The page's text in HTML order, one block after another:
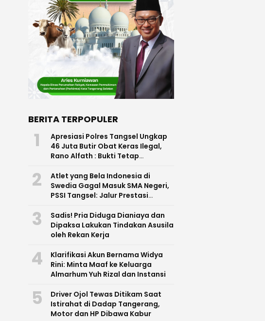
BERITA TERPOPULER
1
Apresiasi Polres Tangsel Ungkap
46 Juta Butir Obat Keras Ilegal,
Rano Alfath : Bukti Tetap
2
Atlet yang Bela Indonesia di
Swedia Gagal Masuk SMA Negeri,
PSSI Tangsel: Jalur Prestasi
3
Sadis! Pria Diduga Dianiaya dan
Dipaksa Lakukan Tindakan Asusila
oleh Rekan Kerja
4
Klarifikasi Akun Bernama Widya
Rini: Minta Maaf ke Keluarga
Almarhum Yuh Rizal dan Instansi
5
Driver Ojol Tewas Ditikam Saat
Istirahat di Dadap Tangerang,
Motor dan HP Dibawa Kabur